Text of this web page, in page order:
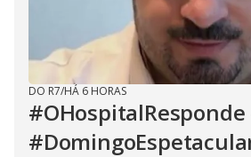
DO R7/HÁ 6 HORAS